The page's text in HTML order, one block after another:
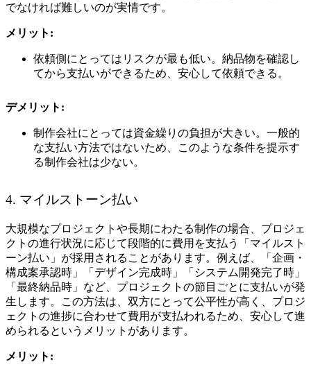
でなければ難しいのが実情です。
メリット:
依頼側にとってはリスクが最も低い。納品物を確認し
てから支払いができるため、安心して依頼できる。
デメリット:
制作会社にとっては資金繰りの負担が大きい。一般的
な支払い方法ではないため、このような条件を提示す
る制作会社は少ない。
4. マイルストーン払い
大規模なプロジェクトや長期にわたる制作の場合、プロジェ
クトの進行状況に応じて段階的に費用を支払う「マイルスト
ーン払い」が採用されることがあります。例えば、「企画・
構成案承認時」「デザイン完成時」「システム開発完了時」
「最終納品時」など、プロジェクトの節目ごとに支払いが発
生します。この方法は、双方にとって公平性が高く、プロジ
ェクトの進捗に合わせて費用が支払われるため、安心して進
められるというメリットがあります。
メリット: